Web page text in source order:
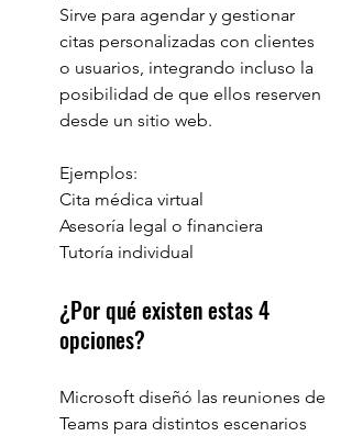
Sirve para agendar y gestionar
citas personalizadas con clientes
o usuarios, integrando incluso la
posibilidad de que ellos reserven
desde un sitio web.
Ejemplos:
Cita médica virtual
Asesoría legal o financiera
Tutoría individual
¿Por qué existen estas 4
opciones?
Microsoft diseñó las reuniones de
Teams para distintos escenarios